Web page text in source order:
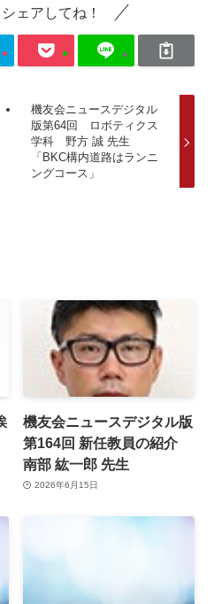
ェアしてね！
機友会ニュースデジタル
版第64回 ロボティクス
学科 野方 誠 先生
「BKC構内道路はランニ
ングコース」
機友会ニュースデジタル版
第164回 新任教員の紹介
南部 紘一郎 先生
2026年6月15日